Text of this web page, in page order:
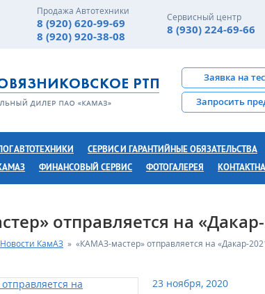
Продажа Автотехники
8 (920) 620-99-69
8 (920) 920-38-08
Сервисный центр
8 (930) 224-69-66
Заявка на
Запросить
АВТОТЕХНИКИ СЕРВИС И ГАРАНТИЙНЫЕ ОБЯЗАТЕЛЬСТВА
ФИНАНСОВЫЙ СЕРВИС ФОТОГАЛЕРЕЯ
отправляется на
Новости КамАЗ » «КАМАЗ-мастер» отправляется на «Дакар-
23 ноября, 2020